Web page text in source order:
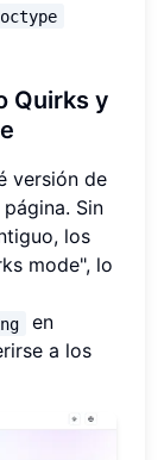
Quirks y
versión de
Sin
los
mode", lo
en
a los